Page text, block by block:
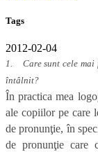
Tags
2012-02-04
1. Care sunt cele mai
întâlnit?
În practica mea
ale copiilor pe care
de pronunţie, în
de pronunţie care